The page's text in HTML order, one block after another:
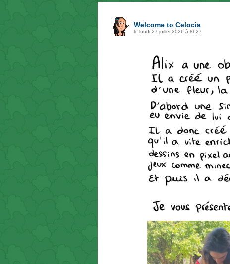
Welcome to Celocia
le lundi 27 juillet 2026 à 8h27